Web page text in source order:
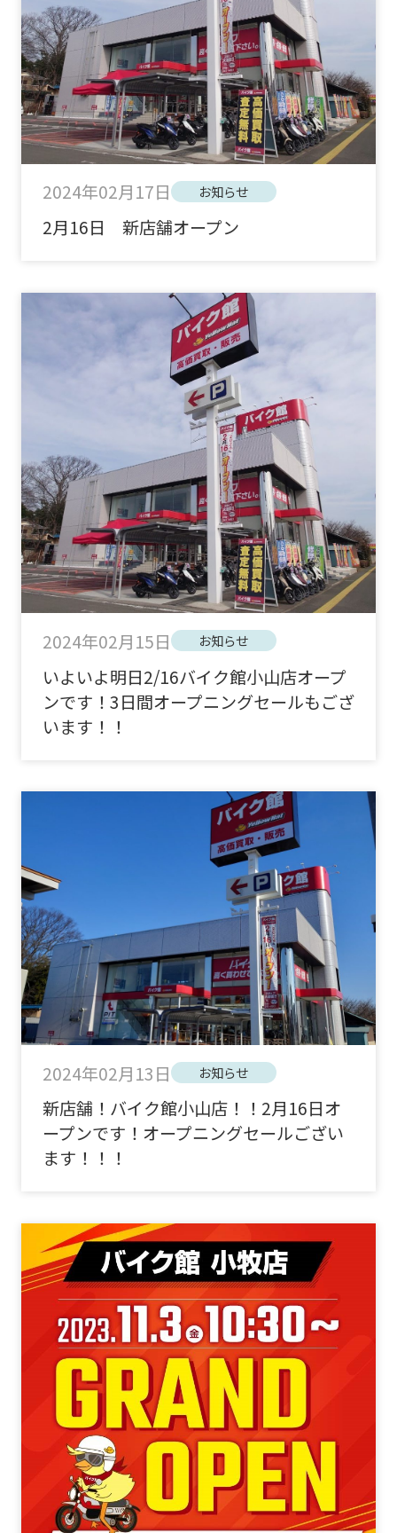
2024年02月17日 お知らせ
2月16日 新店舗オープン
2024年02月15日 お知らせ
いよいよ明日2/16バイク館小山店オープ
ンです！3日間オープニングセールもござ
います！！
2024年02月13日 お知らせ
新店舗！バイク館小山店！！2月16日オ
ープンです！オープニングセールござい
ます！！！